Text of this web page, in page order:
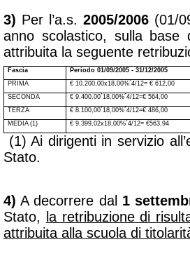
3) Per l’a.s. 2005/2006 (01/
anno scolastico, sulla base
attribuita la seguente
Fascia Periodo 01/09/2005 - 31/12/2005
PRIMA
€ 10.200,00x18,00%´4/12= € 612,00
SECONDA
€ 9.400,00´18,00%´4/12=€ 564,00
TERZA
€ 8.100,00´18,00%´4/12=€ 486,00
MEDIA (1)
€ 9.399,02x18,00%´4/12= €563,94
(1) Ai dirigenti in servizio
Stato.
4) A decorrere dal 1
Stato,
la retribuzione di
attribuita alla scuola di